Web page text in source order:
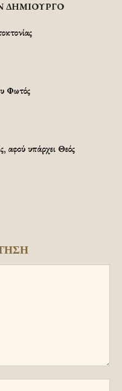
ΔΗΜΙΟΥΡΓΟ
Φωτός
αφού υπάρχει Θεός